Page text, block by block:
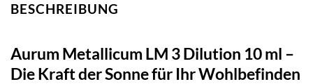
BESCHREIBUNG
Aurum Metallicum LM 3 Dilution 10 ml –
Die Kraft der Sonne für Ihr Wohlbefinden